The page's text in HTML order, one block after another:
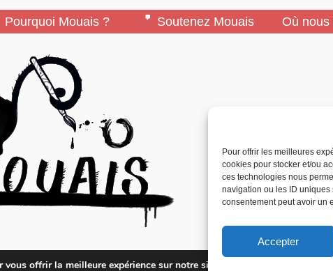
Pour offrir les meilleures
cookies pour stocker et/ou
ces technologies nous
navigation ou les ID uniques
consentement peut avoir un
Accepter
Pourquoi Mouais ? Soutenez Mouais Où nous
ARMA, Association Pour la
offrir la meilleure expérience sur notre site.